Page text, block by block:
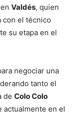
Valdés, quien
con el técnico
su etapa en el
negociar una
tanto el
de Colo Colo
actualmente en el